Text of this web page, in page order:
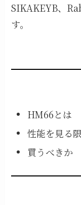
SIKAKEYB、
す。
HM66とは
性能を見る
買うべきか